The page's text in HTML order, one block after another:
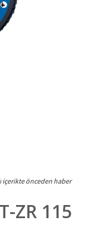
içerikte önceden haber
ZR 115